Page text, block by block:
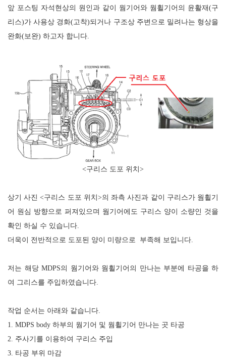
앞 포스팅 자석현상의 원인과 같이 웜기어와 웜휠기어의 윤활재(구
리스)가 사용상 경화(고착)되거나 구조상 주변으로 밀려나는 형상을
완화(보완) 하고자 합니다
<구리스 도포 위치 >
상기 사진 <구리스 도포 위치>의 좌측 사진과 같이 구리스가 웜휠기
어 원심 방향으로 퍼져있으며 웜기어에도 구리스 양이 소량인 것을
확인 하실 수 있습니다
더욱이 전반적으로 도포된 양이 미량으로 부족해 보입니다
저는 해당 MDPS의 웜기어와 웜휠기어의 만나는 부분에 타공을 하
여 그리스를 주입하였습니다
작업 순서는 아래와 같습니다
1. MDPS body 하부의 웜기어 및 웜휠기어 만나는 곳 타공
2. 주사기를 이용하여 구리스 주입
3. 타공 부위 마감